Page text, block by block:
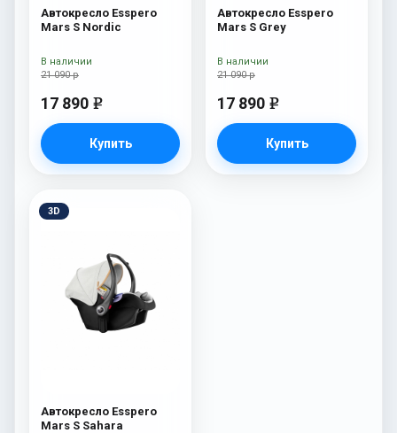
Автокресло Esspero
Mars S Nordic
21 090 р
17 890 e
Купить
В наличии
Автокресло Esspero
Mars S Grey
21 090 р
17 890 e
Купить
В наличии
3D
Автокресло Esspero
Mars S Sahara